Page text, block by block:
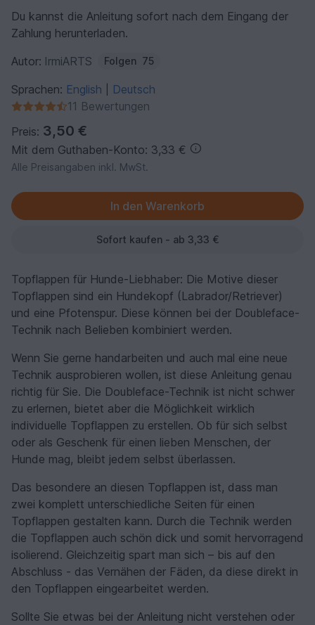
Du kannst die Anleitung sofort nach dem Eingang der
Zahlung herunterladen.
Autor: IrmiARTS Folgen 75
Sprachen: English
Deutsch
11 Bewertungen
Preis: 3,50 €
Mit dem Guthaben-Konto: 3,33 €
Alle Preisangaben inkl. MwSt.
Sofort kaufen - ab 3,33 €
Topflappen für Hunde-Liebhaber: Die Motive dieser
Topflappen sind ein Hundekopf (Labrador/Retriever)
und eine Pfotenspur. Diese können bei der Doubleface-
Technik nach Belieben kombiniert werden.
Wenn Sie gerne handarbeiten und auch mal eine neue
Technik ausprobieren wollen, ist diese Anleitung genau
richtig für Sie. Die Doubleface-Technik ist nicht schwer
zu erlernen, bietet aber die Möglichkeit wirklich
individuelle Topflappen zu erstellen. Ob für sich selbst
oder als Geschenk für einen lieben Menschen, der
Hunde mag, bleibt jedem selbst überlassen.
Das besondere an diesen Topflappen ist, dass man
zwei komplett unterschiedliche Seiten für einen
Topflappen gestalten kann. Durch die Technik werden
die Topflappen auch schön dick und somit hervorragend
isolierend. Gleichzeitig spart man sich – bis auf den
Abschluss - das Vernähen der Fäden, da diese direkt in
den Topflappen eingearbeitet werden.
Sollte Sie etwas bei der Anleitung nicht verstehen oder